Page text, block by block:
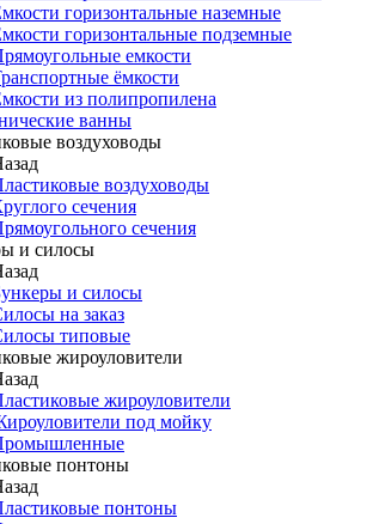
горизонтальные наземные
горизонтальные подземные
емкости
ёмкости
из полипропилена
ванны
воздуховоды
воздуховоды
сечения
сечения
и силосы
и силосы
на заказ
типовые
жироуловители
жироуловители
под мойку
понтоны
понтоны